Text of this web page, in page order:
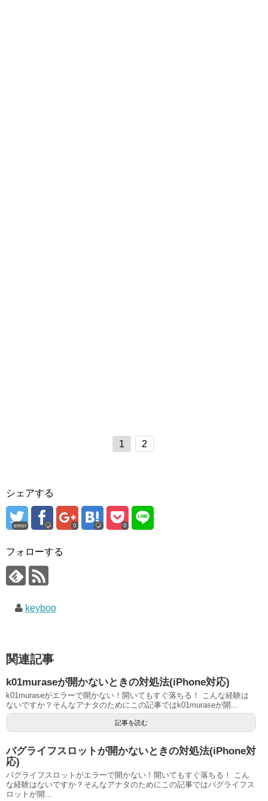
1 2
シェアする
error 0 0
フォローする
keyboo
関連記事
k01muraseが開かないときの対処法(iPhone対応)
k01muraseがエラーで開かない！開いてもすぐ落ちる！ こんな経験は
ないですか？そんなアナタのためにこの記事ではk01muraseが開...
記事を読む
バグライフスロットが開かないときの対処法(iPhone対
応)
バグライフスロットがエラーで開かない！開いてもすぐ落ちる！ こん
な経験はないですか？そんなアナタのためにこの記事ではバグライフス
ロットが開...